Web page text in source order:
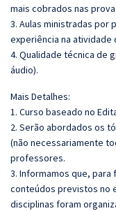
mais cobrados nas
3. Aulas ministradas por
experiência na atividade
4. Qualidade técnica de
áudio).
Mais Detalhes:
1. Curso baseado no
2. Serão abordados os
(não necessariamente
professores.
3. Informamos que,
conteúdos previstos no
disciplinas foram